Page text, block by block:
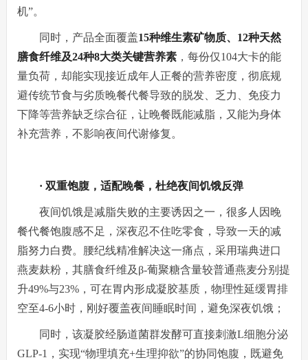
机”。
同时，产品全面覆盖15种维生素矿物质、12种天然
膳食纤维及24种8大类关键营养素，每份仅104大卡的能
量负荷，却能实现接近成年人正餐的营养密度，彻底规
避传统节食与劣质晚餐代餐导致的脱发、乏力、免疫力
下降等营养缺乏综合征，让晚餐既能减脂，又能为身体
补充营养，不影响夜间代谢修复。
· 双重饱腹，适配晚餐，杜绝夜间饥饿反弹
夜间饥饿是减脂失败的主要诱因之一，很多人因晚
餐代餐饱腹感不足，深夜忍不住吃零食，导致一天的减
脂努力白费。腰纪线精准解决这一痛点，采用瑞典进口
燕麦麸粉，其膳食纤维及β-葡聚糖含量较普通燕麦分别提
升49%与23%，可在胃内形成凝胶基质，物理性延缓胃排
空至4-6小时，刚好覆盖夜间睡眠时间，避免深夜饥饿；
同时，该凝胶经肠道菌群发酵可直接刺激L细胞分泌
GLP-1，实现“物理填充+生理抑欲”的协同饱腹，既避免